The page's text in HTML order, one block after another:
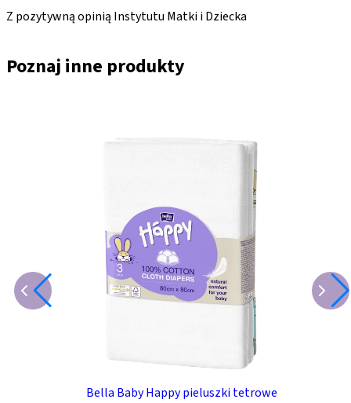
Z pozytywną opinią Instytutu Matki i Dziecka
Poznaj inne produkty
Bella Baby Happy pieluszki tetrowe